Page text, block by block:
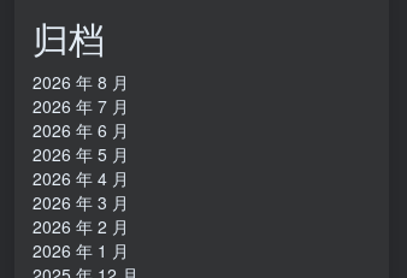
归档
2026 年 8 月
2026 年 7 月
2026 年 6 月
2026 年 5 月
2026 年 4 月
2026 年 3 月
2026 年 2 月
2026 年 1 月